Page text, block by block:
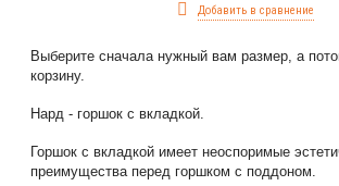
Добавить в сравнение
Выберите сначала нужный вам размер, а
корзину.
Нард - горшок с вкладкой.
Горшок с вкладкой имеет неоспоримые
преимущества перед горшком с поддоном.